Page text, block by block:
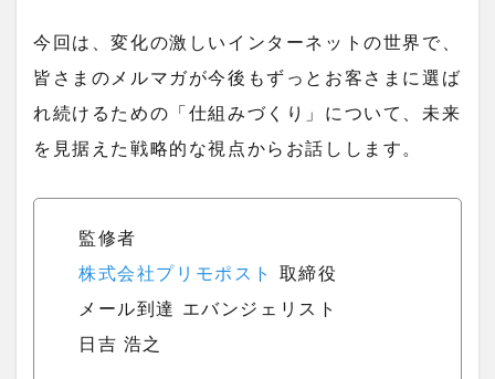
今回は、変化の激しいインターネットの世界で、
皆さまのメルマガが今後もずっとお客さまに選ば
れ続けるための「仕組みづくり」について、未来
を見据えた戦略的な視点からお話しします。
監修者
株式会社プリモポスト
取締役
メール到達 エバンジェリスト
日吉 浩之